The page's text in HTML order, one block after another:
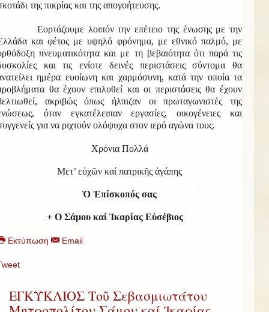
της πικρίας και της απογοήτευσης.
λοιπόν την επέτειο της ένωσης με την
και φέτος με υψηλό φρόνημα, με εθνικό παλμό, με
πνευματικότητα και με τη βεβαιότητα ότι παρά τις
και τις ενίοτε δεινές περιστάσεις σύντομα θα
ημέρα ευοίωνη και χαρμόσυνη, κατά την οποία τα
θα έχουν επιλυθεί και οι περιστάσεις θα έχουν
ακριβώς όπως ήλπιζαν οι πρωταγωνιστές της
όταν εγκατέλειπαν εργασίες, οικογένειες και
για να ριχτούν ολόψυχα στον ιερό αγώνα τους.
Χρόνια Πολλά
Μετ’ εὐχῶν καί πατρικῆς ἀγάπης
Ὁ Ἐπίσκοπός σας
+ Ο Σάμου καί Ἰκαρίας Εὐσέβιος
Εκτύπωση Email
ΕΓΚΥΚΛΙΟΣ Τοῦ Σεβασμιωτάτου